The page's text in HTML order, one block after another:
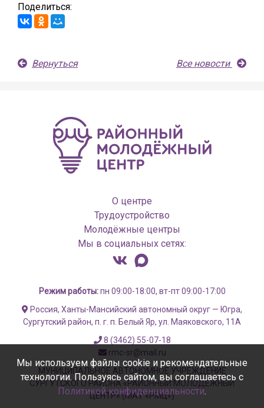
Поделиться:
Вернуться Все новости
О центре
Трудоустройство
Молодёжные центры
Мы в социальных сетях:
Режим работы:пн 09:00-18:00, вт-пт 09:00-17:00
Россия, Ханты-Мансийский автономный округ — Югра,
Сургутский район, п. г. п. Белый Яр, ул. Маяковского, 11А
8 (3462) 55-07-18
rmc-sr@mail.ru
МУНИЦИПАЛЬНОЕ АВТОНОМНОЕ УЧРЕЖДЕНИЕ
СУРГУТСКОГО РАЙОНА «РАЙОННЫЙ МОЛОДЁЖНЫЙ
ЦЕНТР» (МАУ «РМЦ»)
Мы используем файлы cookie и рекомендательные
технологии. Пользуясь сайтом, вы соглашаетесь с
Политикой конфиденциальности.